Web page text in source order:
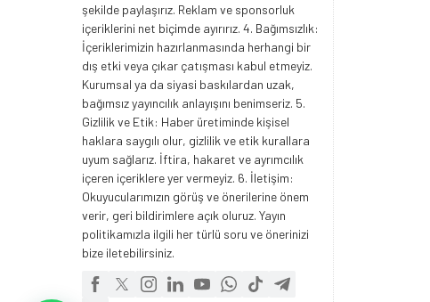
şekilde paylaşırız. Reklam ve sponsorluk
içeriklerini net biçimde ayırırız. 4. Bağımsızlık:
İçeriklerimizin hazırlanmasında herhangi bir
dış etki veya çıkar çatışması kabul etmeyiz.
Kurumsal ya da siyasi baskılardan uzak,
bağımsız yayıncılık anlayışını benimseriz. 5.
Gizlilik ve Etik: Haber üretiminde kişisel
haklara saygılı olur, gizlilik ve etik kurallara
uyum sağlarız. İftira, hakaret ve ayrımcılık
içeren içeriklere yer vermeyiz. 6. İletişim:
Okuyucularımızın görüş ve önerilerine önem
verir, geri bildirimlere açık oluruz. Yayın
politikamızla ilgili her türlü soru ve önerinizi
bize iletebilirsiniz.